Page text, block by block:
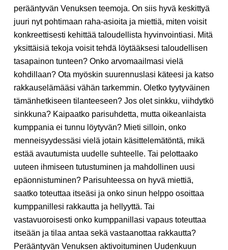
perääntyvän Venuksen teemoja. On siis hyvä keskittyä
juuri nyt pohtimaan raha-asioita ja miettiä, miten voisit
konkreettisesti kehittää taloudellista hyvinvointiasi. Mitä
yksittäisiä tekoja voisit tehdä löytääksesi taloudellisen
tasapainon tunteen? Onko arvomaailmasi vielä
kohdillaan? Ota myöskin suurennuslasi käteesi ja katso
rakkauselämääsi vähän tarkemmin. Oletko tyytyväinen
tämänhetkiseen tilanteeseen? Jos olet sinkku, viihdytkö
sinkkuna? Kaipaatko parisuhdetta, mutta oikeanlaista
kumppania ei tunnu löytyvän? Mieti silloin, onko
menneisyydessäsi vielä jotain käsittelemätöntä, mikä
estää avautumista uudelle suhteelle. Tai pelottaako
uuteen ihmiseen tutustuminen ja mahdollinen uusi
epäonnistuminen? Parisuhteessa on hyvä miettiä,
saatko toteuttaa itseäsi ja onko sinun helppo osoittaa
kumppanillesi rakkautta ja hellyyttä. Tai
vastavuoroisesti onko kumppanillasi vapaus toteuttaa
itseään ja tilaa antaa sekä vastaanottaa rakkautta?
Perääntyvän Venuksen aktivoituminen Uudenkuun